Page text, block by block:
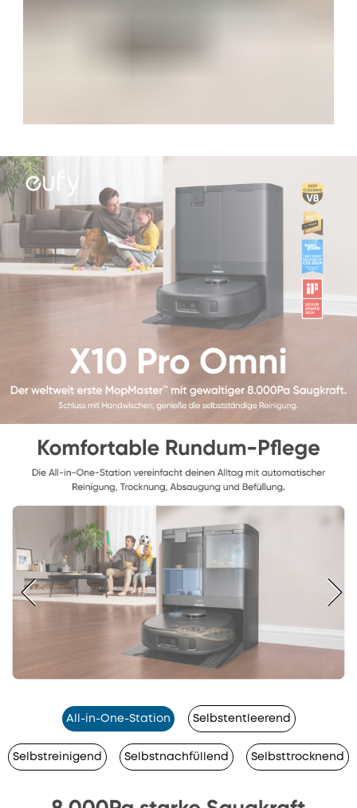
All-in-One-Station Selbstentleerend
Selbstreinigend Selbstnachfüllend Selbsttrocknend